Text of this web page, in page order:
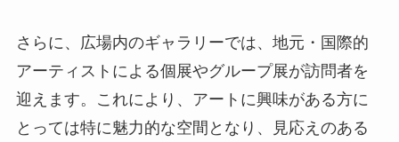
さらに、広場内のギャラリーでは、地元・国際的
アーティストによる個展やグループ展が訪問者を
迎えます。これにより、アートに興味がある方に
とっては特に魅力的な空間となり、見応えのある